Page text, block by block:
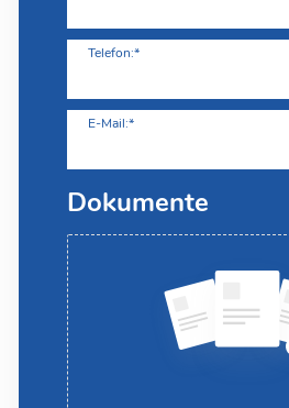
Telefon:*
E-Mail:*
Dokumente